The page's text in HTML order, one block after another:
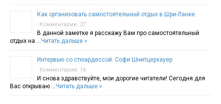
Как организовать самостоятельный отдых в Шри-Ланке
Комментарии: 27
В данной заметке я расскажу Вам про самостоятельный
отдых на …Читать дальше »
Интервью со стюардессой: Софи Шнитцерхауер
Комментарии: 16
И снова здравствуйте, мои дорогие читатели! Сегодня для
Вас открываю …Читать дальше »